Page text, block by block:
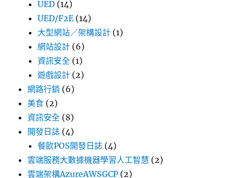
UED (14)
UED/F2E (14)
大型網站／架構設計 (1)
網站設計 (6)
資訊安全 (1)
遊戲設計 (2)
網路行銷 (6)
美食 (2)
資訊安全 (8)
開發日誌 (4)
餐飲POS開發日誌 (4)
雲端服務大數據機器學習人工智慧 (2)
雲端架構AzureAWSGCP (2)